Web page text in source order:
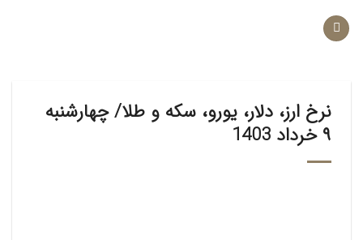
نرخ ارز، دلار، یورو، سکه و طلا/ چهارشنبه
۹ خرداد 1403